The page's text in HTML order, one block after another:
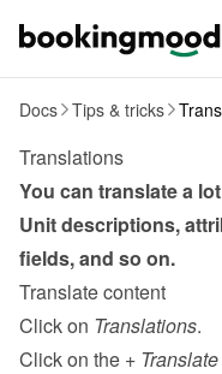
Docs Tips & tricks
Translations
You can translate a
Unit descriptions,
fields, and so on.
Translate content
Click on Translations.
Click on the + Translate